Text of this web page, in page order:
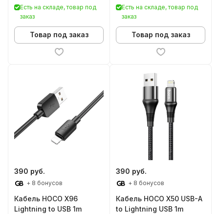
Есть на складе, товар под
заказ
Товар под заказ
Есть на складе, товар под
заказ
Товар под заказ
390 руб.
+ 8 бонусов
Кабель HOCO X96
Lightning to USB 1m
390 руб.
+ 8 бонусов
Кабель HOCO X50 USB-A
to Lightning USB 1m